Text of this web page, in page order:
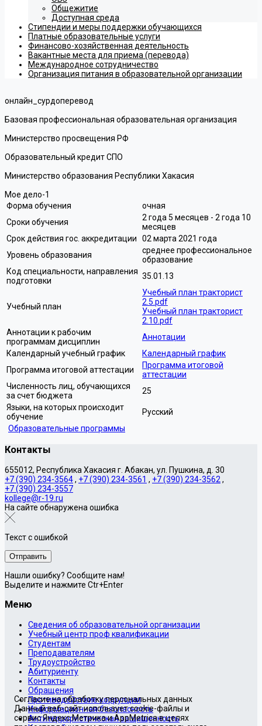
Общежитие
Доступная среда
Стипендии и меры поддержки обучающихся
Платные образовательные услуги
Финансово-хозяйственная деятельность
Вакантные места для приема (перевода)
Международное сотрудничество
Организация питания в образовательной организации
онлайн_сурдоперевод
Базовая профессиональная образовательная организация
Министерство просвещения РФ
Образовательный кредит СПО
Министерство образования Республики Хакасия
Мое дело-1
Форма обучения
очная
Сроки обучения
2 года 5 месяцев - 2 года 10
месяцев
Срок действия гос. аккредитации
02 марта 2021 года
Уровень образования
среднее профессиональное
образование
Код специальности, направления
подготовки
35.01.13
Учебный план
Учебный план тракторист
2.5.pdf
Учебный план тракторист
2.10.pdf
Аннотации к рабочим
программам дисциплин
Аннотации
Календарный учебный график
Календарный график
Программа итоговой аттестации
Программа итоговой
аттестации
Численность лиц, обучающихся
за счет бюджета
25
Языки, на которых происходит
обучение
Русский
Образовательные программы
Контакты
655012, Республика Хакасия г. Абакан, ул. Пушкина, д. 30
+7 (390) 234-3564, +7 (390) 234-3561 , +7 (390) 234-3562 ,
+7 (390) 234-3557
kollege@r-19.ru
На сайте обнаружена ошибка
Текст с ошибкой
Нашли ошибку? Сообщите нам!
Выделите и нажмите Ctr+Enter
Меню
Сведения об образовательной организации
Учебный центр проф квалификации
Студентам
Преподавателям
Трудоустройство
Абитуриенту
Контакты
Обращения
Противодействие коррупции
Информационная безопасность
Антитеррористическая защищенность
Согласие на обработку персональных данных
Данный веб-сайт использует cookie-файлы и
сервис Яндекс.Метрика и AppMetrica в целях